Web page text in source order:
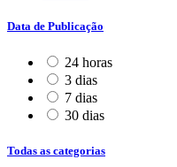
Data de Publicação
24 horas
3 dias
7 dias
30 dias
Todas as categorias